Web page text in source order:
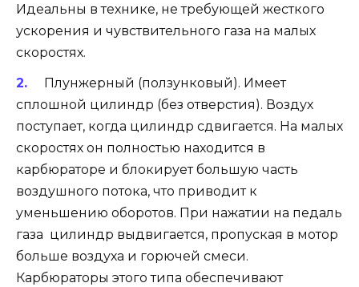
Идеальны в технике, не требующей жесткого
ускорения и чувствительного газа на малых
скоростях.
Плунжерный (ползунковый). Имеет
сплошной цилиндр (без отверстия). Воздух
поступает, когда цилиндр сдвигается. На малых
скоростях он полностью находится в
карбюраторе и блокирует большую часть
воздушного потока, что приводит к
уменьшению оборотов. При нажатии на педаль
газа цилиндр выдвигается, пропуская в мотор
больше воздуха и горючей смеси.
Карбюраторы этого типа обеспечивают